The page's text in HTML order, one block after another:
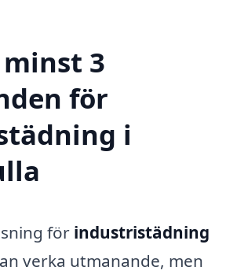
3
för
i
för industristädning
verka utmanande, men